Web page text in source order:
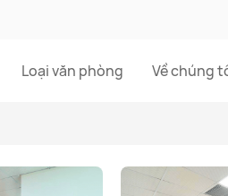
Loại văn phòng Về chúng